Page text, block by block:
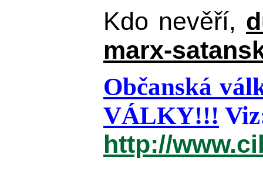
Kdo nevěří,
marx-
Občanská
VÁLKY!!!
http://